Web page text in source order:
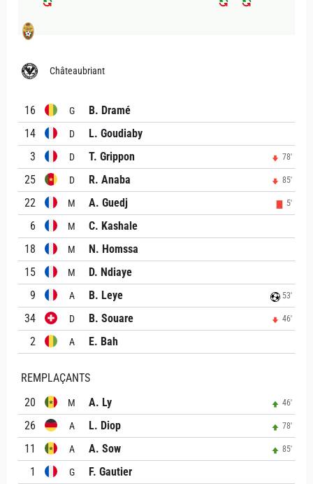
Châteaubriant
16 G
B. Dramé
14
D
L. Goudiaby
3
D T. Grippon 78'
25 D R. Anaba 85'
22 M A. Guedj 5'
6 M
C. Kashale
18
M
N. Homssa
15
M
D. Ndiaye
9
A B. Leye 53'
34 D B. Souare 46'
2 A E. Bah
REMPLAÇANTS
20
M A. Ly 46'
26 A L. Diop 78'
11 A A. Sow 85'
1 G
F. Gautier